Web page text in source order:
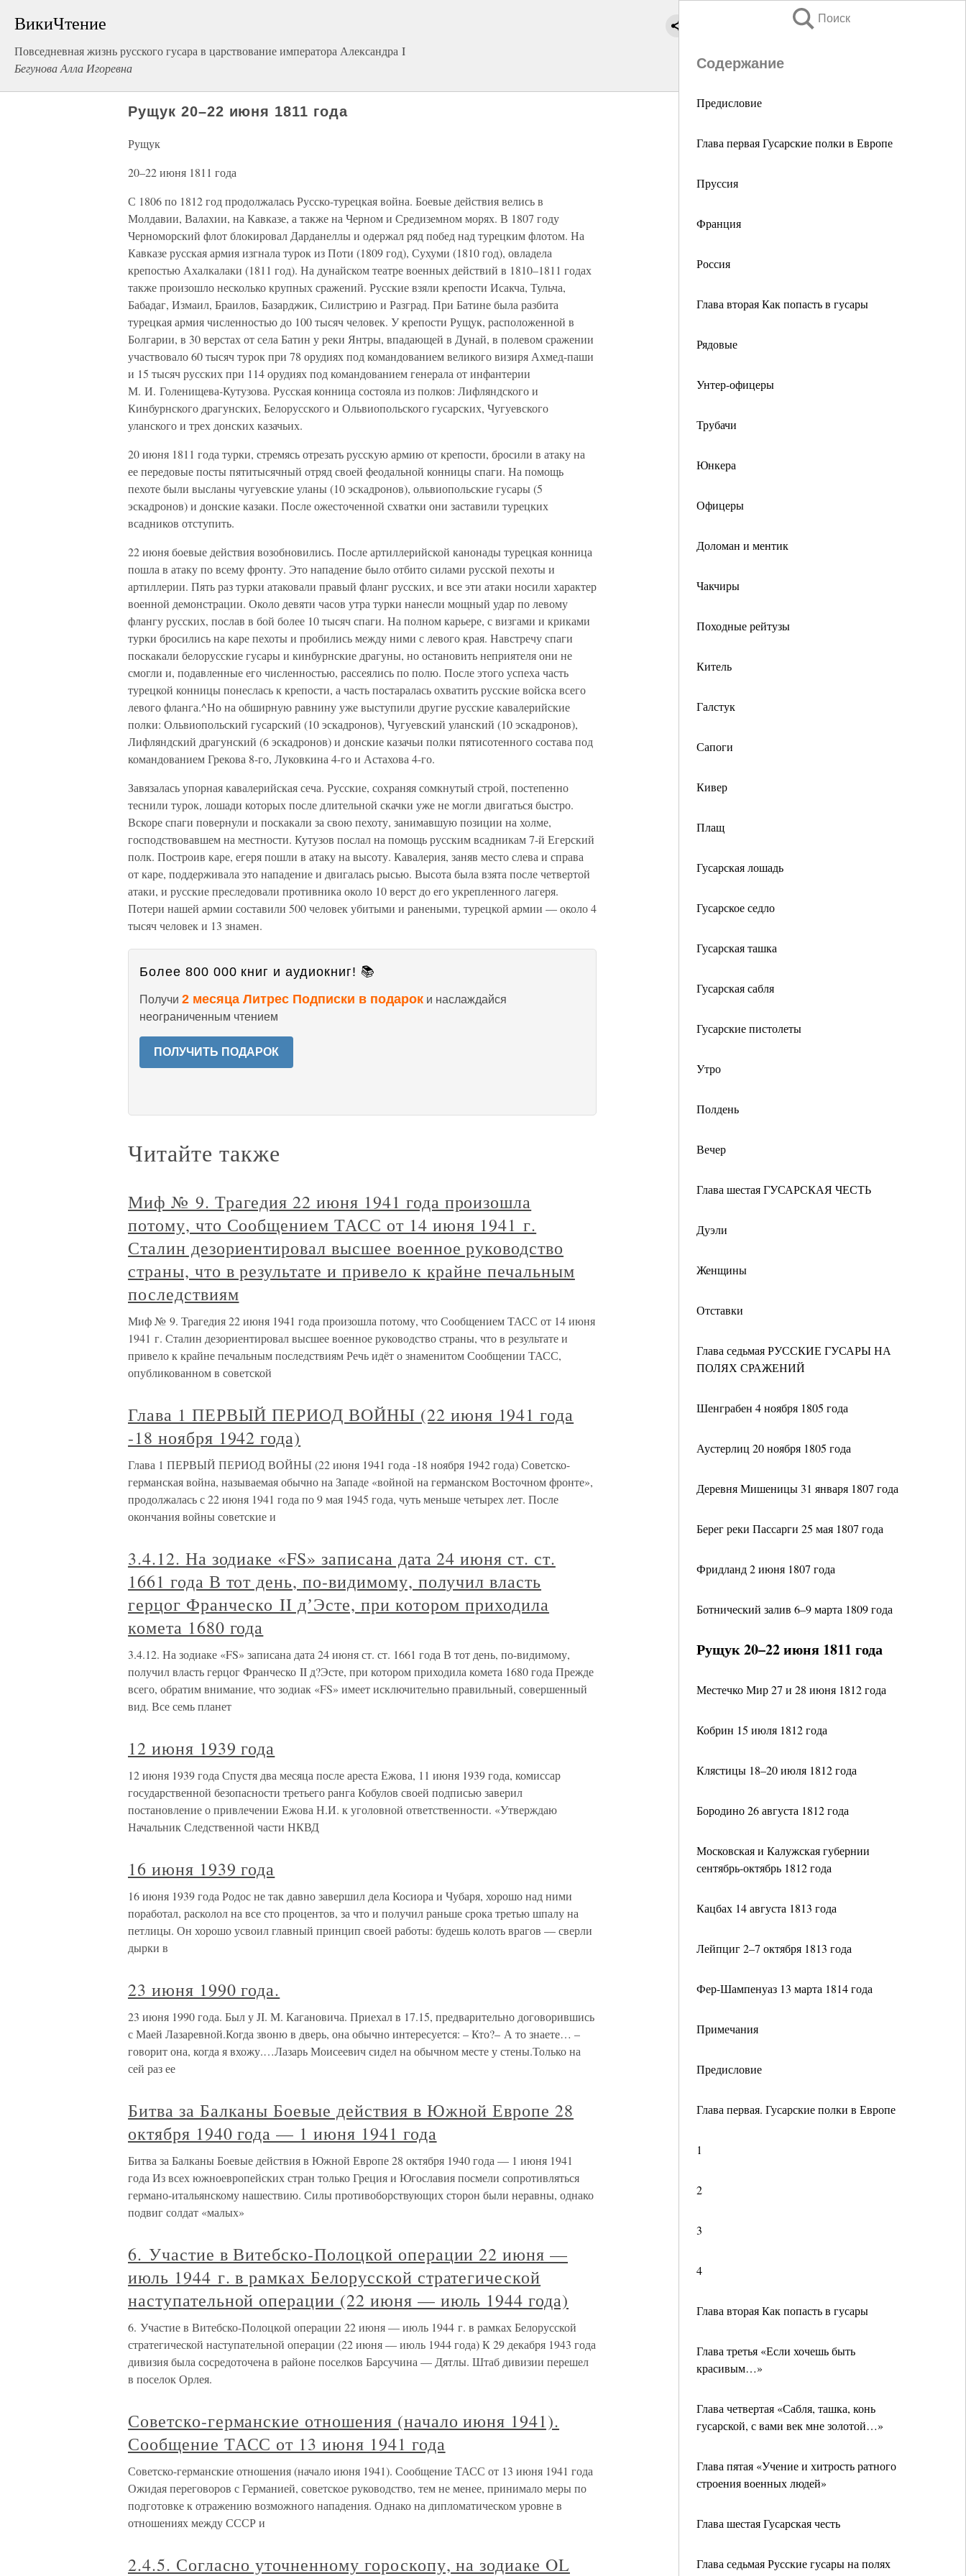
ВикиЧтение
Повседневная жизнь русского гусара в царствование императора Александра I
Бегунова Алла Игоревна
Поиск
Содержание
Предисловие
Глава первая Гусарские полки в Европе
Пруссия
Франция
Россия
Глава вторая Как попасть в гусары
Рядовые
Унтер-офицеры
Трубачи
Юнкера
Офицеры
Доломан и ментик
Чакчиры
Походные рейтузы
Китель
Галстук
Сапоги
Кивер
Плащ
Гусарская лошадь
Гусарское седло
Гусарская ташка
Гусарская сабля
Гусарские пистолеты
Утро
Полдень
Вечер
Глава шестая ГУСАРСКАЯ ЧЕСТЬ
Дуэли
Женщины
Отставки
Глава седьмая РУССКИЕ ГУСАРЫ НА
ПОЛЯХ СРАЖЕНИЙ
Шенграбен 4 ноября 1805 года
Аустерлиц 20 ноября 1805 года
Деревня Мишеницы 31 января 1807 года
Берег реки Пассарги 25 мая 1807 года
Фридланд 2 июня 1807 года
Ботнический залив 6–9 марта 1809 года
Рущук 20–22 июня 1811 года
Местечко Мир 27 и 28 июня 1812 года
Кобрин 15 июля 1812 года
Клястицы 18–20 июля 1812 года
Бородино 26 августа 1812 года
Московская и Калужская губернии
сентябрь-октябрь 1812 года
Кацбах 14 августа 1813 года
Лейпциг 2–7 октября 1813 года
Фер-Шампенуаз 13 марта 1814 года
Примечания
Предисловие
Глава первая. Гусарские полки в Европе
1
2
3
4
Глава вторая Как попасть в гусары
Глава третья «Если хочешь быть
красивым…»
Глава четвертая «Сабля, ташка, конь
гусарской, с вами век мне золотой…»
Глава пятая «Учение и хитрость ратного
строения военных людей»
Глава шестая Гусарская честь
Глава седьмая Русские гусары на полях
Рущук 20–22 июня 1811 года
Рущук
20–22 июня 1811 года
С 1806 по 1812 год продолжалась Русско-турецкая война. Боевые действия велись в
Молдавии, Валахии, на Кавказе, а также на Черном и Средиземном морях. В 1807 году
Черноморский флот блокировал Дарданеллы и одержал ряд побед над турецким флотом. На
Кавказе русская армия изгнала турок из Поти (1809 год), Сухуми (1810 год), овладела
крепостью Ахалкалаки (1811 год). На дунайском театре военных действий в 1810–1811 годах
также произошло несколько крупных сражений. Русские взяли крепости Исакча, Тульча,
Бабадаг, Измаил, Браилов, Базарджик, Силистрию и Разград. При Батине была разбита
турецкая армия численностью до 100 тысяч человек. У крепости Рущук, расположенной в
Болгарии, в 30 верстах от села Батин у реки Янтры, впадающей в Дунай, в полевом сражении
участвовало 60 тысяч турок при 78 орудиях под командованием великого визиря Ахмед-паши
и 15 тысяч русских при 114 орудиях под командованием генерала от инфантерии
М. И. Голенищева-Кутузова. Русская конница состояла из полков: Лифляндского и
Кинбурнского драгунских, Белорусского и Ольвиопольского гусарских, Чугуевского
уланского и трех донских казачьих.
20 июня 1811 года турки, стремясь отрезать русскую армию от крепости, бросили в атаку на
ее передовые посты пятитысячный отряд своей феодальной конницы спаги. На помощь
пехоте были высланы чугуевские уланы (10 эскадронов), ольвиопольские гусары (5
эскадронов) и донские казаки. После ожесточенной схватки они заставили турецких
всадников отступить.
22 июня боевые действия возобновились. После артиллерийской канонады турецкая конница
пошла в атаку по всему фронту. Это нападение было отбито силами русской пехоты и
артиллерии. Пять раз турки атаковали правый фланг русских, и все эти атаки носили характер
военной демонстрации. Около девяти часов утра турки нанесли мощный удар по левому
флангу русских, послав в бой более 10 тысяч спаги. На полном карьере, с визгами и криками
турки бросились на каре пехоты и пробились между ними с левого края. Навстречу спаги
поскакали белорусские гусары и кинбурнские драгуны, но остановить неприятеля они не
смогли и, подавленные его численностью, рассеялись по полю. После этого успеха часть
турецкой конницы понеслась к крепости, а часть постаралась охватить русские войска всего
левого фланга.^Но на обширную равнину уже выступили другие русские кавалерийские
полки: Ольвиопольский гусарский (10 эскадронов), Чугуевский уланский (10 эскадронов),
Лифляндский драгунский (6 эскадронов) и донские казачьи полки пятисотенного состава под
командованием Грекова 8-го, Луковкина 4-го и Астахова 4-го.
Завязалась упорная кавалерийская сеча. Русские, сохраняя сомкнутый строй, постепенно
теснили турок, лошади которых после длительной скачки уже не могли двигаться быстро.
Вскоре спаги повернули и поскакали за свою пехоту, занимавшую позиции на холме,
господствовавшем на местности. Кутузов послал на помощь русским всадникам 7-й Егерский
полк. Построив каре, егеря пошли в атаку на высоту. Кавалерия, заняв место слева и справа
от каре, поддерживала это нападение и двигалась рысью. Высота была взята после четвертой
атаки, и русские преследовали противника около 10 верст до его укрепленного лагеря.
Потери нашей армии составили 500 человек убитыми и ранеными, турецкой армии — около 4
тысяч человек и 13 знамен.
Более 800 000 книг и аудиокниг! 📚
Получи 2 месяца Литрес Подписки в подарок и наслаждайся
неограниченным чтением
ПОЛУЧИТЬ ПОДАРОК
Читайте также
Миф № 9. Трагедия 22 июня 1941 года произошла
потому, что Сообщением ТАСС от 14 июня 1941 г.
Сталин дезориентировал высшее военное руководство
страны, что в результате и привело к крайне печальным
последствиям
Миф № 9. Трагедия 22 июня 1941 года произошла потому, что Сообщением ТАСС от 14 июня
1941 г. Сталин дезориентировал высшее военное руководство страны, что в результате и
привело к крайне печальным последствиям Речь идёт о знаменитом Сообщении ТАСС,
опубликованном в советской
Глава 1 ПЕРВЫЙ ПЕРИОД ВОЙНЫ (22 июня 1941 года
-18 ноября 1942 года)
Глава 1 ПЕРВЫЙ ПЕРИОД ВОЙНЫ (22 июня 1941 года -18 ноября 1942 года) Советско-
германская война, называемая обычно на Западе «войной на германском Восточном фронте»,
продолжалась с 22 июня 1941 года по 9 мая 1945 года, чуть меньше четырех лет. После
окончания войны советские и
3.4.12. На зодиаке «FS» записана дата 24 июня ст. ст.
1661 года В тот день, по-видимому, получил власть
герцог Франческо II дʼЭсте, при котором приходила
комета 1680 года
3.4.12. На зодиаке «FS» записана дата 24 июня ст. ст. 1661 года В тот день, по-видимому,
получил власть герцог Франческо II д?Эсте, при котором приходила комета 1680 года Прежде
всего, обратим внимание, что зодиак «FS» имеет исключительно правильный, совершенный
вид. Все семь планет
12 июня 1939 года
12 июня 1939 года Спустя два месяца после ареста Ежова, 11 июня 1939 года, комиссар
государственной безопасности третьего ранга Кобулов своей подписью заверил
постановление о привлечении Ежова Н.И. к уголовной ответственности. «Утверждаю
Начальник Следственной части НКВД
16 июня 1939 года
16 июня 1939 года Родос не так давно завершил дела Косиора и Чубаря, хорошо над ними
поработал, расколол на все сто процентов, за что и получил раньше срока третью шпалу на
петлицы. Он хорошо усвоил главный принцип своей работы: будешь колоть врагов — сверли
дырки в
23 июня 1990 года.
23 июня 1990 года. Был у JI. М. Кагановича. Приехал в 17.15, предварительно договорившись
с Маей Лазаревной.Когда звоню в дверь, она обычно интересуется: – Кто?– А то знаете… –
говорит она, когда я вхожу.…Лазарь Моисеевич сидел на обычном месте у стены.Только на
сей раз ее
Битва за Балканы Боевые действия в Южной Европе 28
октября 1940 года — 1 июня 1941 года
Битва за Балканы Боевые действия в Южной Европе 28 октября 1940 года — 1 июня 1941
года Из всех южноевропейских стран только Греция и Югославия посмели сопротивляться
германо-итальянскому нашествию. Силы противоборствующих сторон были неравны, однако
подвиг солдат «малых»
6. Участие в Витебско-Полоцкой операции 22 июня —
июль 1944 г. в рамках Белорусской стратегической
наступательной операции (22 июня — июль 1944 года)
6. Участие в Витебско-Полоцкой операции 22 июня — июль 1944 г. в рамках Белорусской
стратегической наступательной операции (22 июня — июль 1944 года) К 29 декабря 1943 года
дивизия была сосредоточена в районе поселков Барсучина — Дятлы. Штаб дивизии перешел
в поселок Орлея.
Советско-германские отношения (начало июня 1941).
Сообщение ТАСС от 13 июня 1941 года
Советско-германские отношения (начало июня 1941). Сообщение ТАСС от 13 июня 1941 года
Ожидая переговоров с Германией, советское руководство, тем не менее, принимало меры по
подготовке к отражению возможного нападения. Однако на дипломатическом уровне в
отношениях между СССР и
2.4.5. Согласно уточненному гороскопу, на зодиаке OL